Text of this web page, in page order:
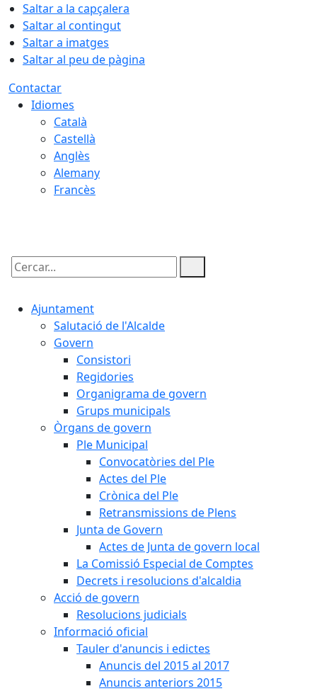
Saltar a la capçalera
Saltar al contingut
Saltar a imatges
Saltar al peu de pàgina
Contactar
Idiomes
Català
Castellà
Anglès
Alemany
Francès
Cercar:
Ajuntament
Salutació de l'Alcalde
Govern
Consistori
Regidories
Organigrama de govern
Grups municipals
Òrgans de govern
Ple Municipal
Convocatòries del Ple
Actes del Ple
Crònica del Ple
Retransmissions de Plens
Junta de Govern
Actes de Junta de govern local
La Comissió Especial de Comptes
Decrets i resolucions d'alcaldia
Acció de govern
Resolucions judicials
Informació oficial
Tauler d'anuncis i edictes
Anuncis del 2015 al 2017
Anuncis anteriors 2015